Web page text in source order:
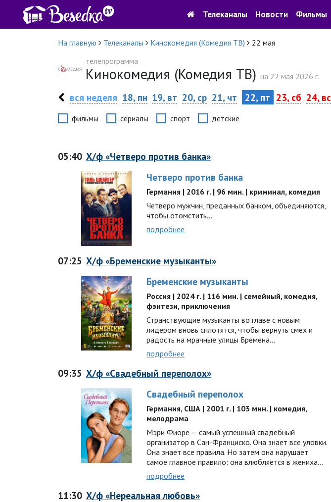
Телеканалы Новости Фильмы
На главную Телеканалы Кинокомедия (Комедия ТВ)
22 мая
телепрограмма
Кинокомедия (Комедия ТВ) на 22 мая 2026 г.
вся неделя 18, пн 19, вт 20, ср 21, чт 22, пт 23, сб 24, вс
фильмы сериалы спорт детские
05:40 Х/ф «Четверо против банка»
Четверо против банка
Германия | 2016 г. | 96 мин. | криминал, комедия
Четверо мужчин, преданных банком, объединяются,
чтобы отомстить…
подробнее
07:25 Х/ф «Бременские музыканты»
Бременские музыканты
Россия | 2024 г. | 116 мин. | семейный, комедия,
фэнтези, приключения
Странствующие музыканты во главе с новым
лидером вновь сплотятся, чтобы вернуть смех и
радость на мрачные улицы Бремена…
подробнее
09:35 Х/ф «Свадебный переполох»
Свадебный переполох
Германия, США | 2001 г. | 103 мин. | комедия,
мелодрама
Мэри Фиоре — самый успешный свадебный
организатор в Сан-Франциско. Она знает все уловки.
Она знает все правила. Но затем она нарушает
самое главное правило: она влюбляется в жениха...
подробнее
11:30 Х/ф «Нереальная любовь»